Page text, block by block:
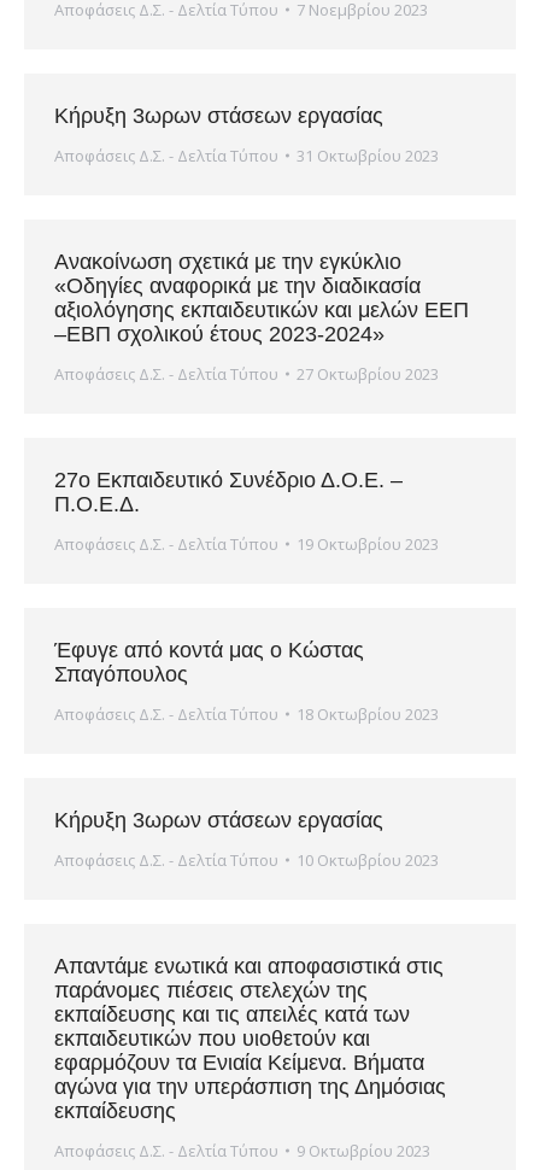
Αποφάσεις Δ.Σ. - Δελτία Τύπου 7 Νοεμβρίου 2023
Κήρυξη 3ωρων στάσεων εργασίας
Αποφάσεις Δ.Σ. - Δελτία Τύπου 31 Οκτωβρίου 2023
Ανακοίνωση σχετικά με την εγκύκλιο
«Οδηγίες αναφορικά με την διαδικασία
αξιολόγησης εκπαιδευτικών και μελών ΕΕΠ
–ΕΒΠ σχολικού έτους 2023-2024»
Αποφάσεις Δ.Σ. - Δελτία Τύπου 27 Οκτωβρίου 2023
27ο Εκπαιδευτικό Συνέδριο Δ.Ο.Ε. –
Π.Ο.Ε.Δ.
Αποφάσεις Δ.Σ. - Δελτία Τύπου 19 Οκτωβρίου 2023
Έφυγε από κοντά μας ο Κώστας
Σπαγόπουλος
Αποφάσεις Δ.Σ. - Δελτία Τύπου 18 Οκτωβρίου 2023
Κήρυξη 3ωρων στάσεων εργασίας
Αποφάσεις Δ.Σ. - Δελτία Τύπου 10 Οκτωβρίου 2023
Απαντάμε ενωτικά και αποφασιστικά στις
παράνομες πιέσεις στελεχών της
εκπαίδευσης και τις απειλές κατά των
εκπαιδευτικών που υιοθετούν και
εφαρμόζουν τα Ενιαία Κείμενα. Βήματα
αγώνα για την υπεράσπιση της Δημόσιας
εκπαίδευσης
Αποφάσεις Δ.Σ. - Δελτία Τύπου 9 Οκτωβρίου 2023